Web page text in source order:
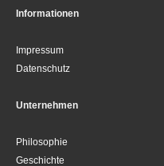
Informationen
Impressum
Datenschutz
Unternehmen
Philosophie
Geschichte